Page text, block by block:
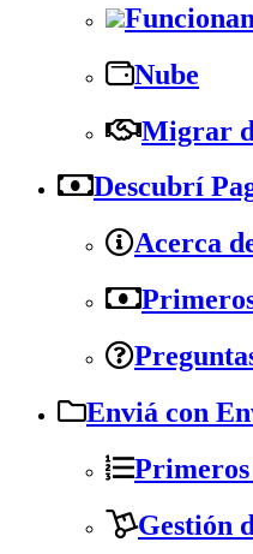
Nube
Migrar
Descubrí
Acerca
Enviá con
Primeros
Gestión